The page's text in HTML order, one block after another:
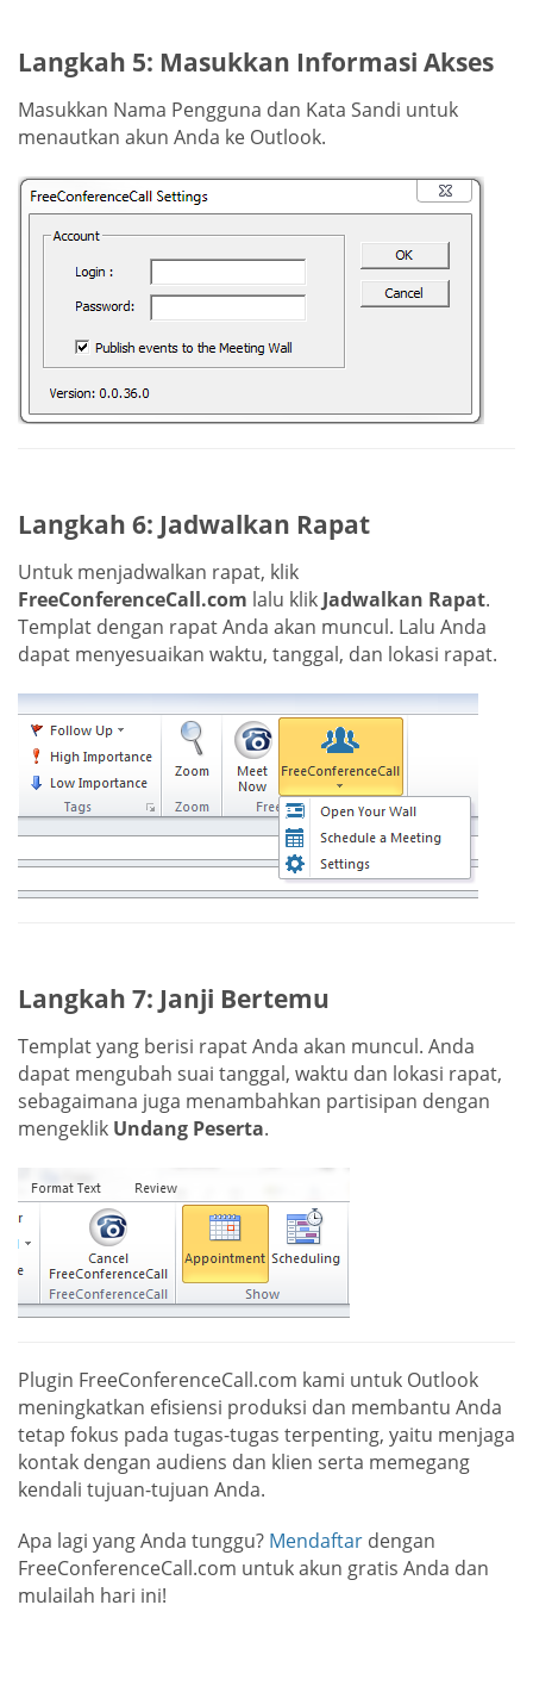
Langkah 5: Masukkan Informasi Akses
Masukkan Nama Pengguna dan Kata Sandi untuk
menautkan akun Anda ke Outlook.
Langkah 6: Jadwalkan Rapat
Untuk menjadwalkan rapat, klik
FreeConferenceCall.com lalu klik Jadwalkan Rapat.
Templat dengan rapat Anda akan muncul. Lalu Anda
dapat menyesuaikan waktu, tanggal, dan lokasi rapat.
Langkah 7: Janji Bertemu
Templat yang berisi rapat Anda akan muncul. Anda
dapat mengubah suai tanggal, waktu dan lokasi rapat,
sebagaimana juga menambahkan partisipan dengan
mengeklik Undang Peserta.
Plugin FreeConferenceCall.com kami untuk Outlook
meningkatkan efisiensi produksi dan membantu Anda
tetap fokus pada tugas-tugas terpenting, yaitu menjaga
kontak dengan audiens dan klien serta memegang
kendali tujuan-tujuan Anda.
Apa lagi yang Anda tunggu? Mendaftar dengan
FreeConferenceCall.com untuk akun gratis Anda dan
mulailah hari ini!